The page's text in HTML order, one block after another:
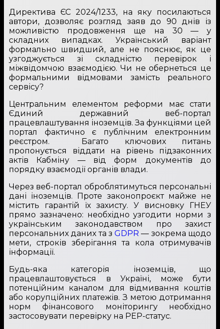
Директива ЄС 2024/1233, на яку посилаються
автори, дозволяє розгляд заяв до 90 днів із
можливістю продовження ще на 30 — у
складних випадках. Український варіант
формально швидший, але не пояснює, як це
узгоджується зі складністю перевірок і
міжвідомчою взаємодією. Чи не обернеться це
формальними відмовами замість реального
сервісу?
Центральним елементом реформи має стати
Єдиний державний веб-портал
працевлаштування іноземців. За функціями цей
портал фактично є публічним електронним
реєстром. Багато ключових питань
пропонується віддати на рівень підзаконних
актів Кабміну — від форм документів до
порядку взаємодії органів влади.
Через веб-портал оброблятимуться персональні
дані іноземців. Проте законопроєкт майже не
містить гарантій їх захисту. У висновку ГНЕУ
прямо зазначено: необхідно узгодити норми з
українським законодавством про захист
персональних даних та зGDPR — зокрема щодо
мети, строків зберігання та кола отримувачів
інформації.
Будь-яка категорія іноземців, що
працевлаштовується в Україні, може бути
потенційним каналом для відмивання коштів
або корупційних платежів. З метою дотримання
норм фінансового моніторингу необхідно
застосовувати перевірку на PEP-статус.